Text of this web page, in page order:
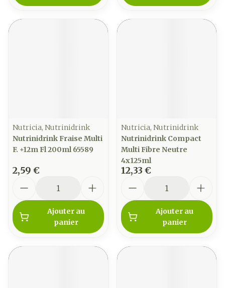
Nutricia, Nutrinidrink
Nutrinidrink Fraise Multi
F. +12m Fl 200ml 65589
2,59 €
Ajouter au
panier
Nutricia, Nutrinidrink
Nutrinidrink Compact
Multi Fibre Neutre
4x125ml
12,33 €
Ajouter au
panier